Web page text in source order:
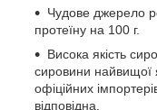
Чудове джерело
протеїну на 100 г.
Висока якість
сировини найвищої
офіційних
відповідна.